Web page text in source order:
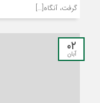
گرفت، آنگاه[…]
۰۲
آبان